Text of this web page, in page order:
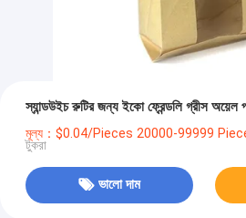
স্যান্ডউইচ রুটির জন্য ইকো ফ্রেন্ডলি গ্রীস অয়েল
মূল্য：$0.04/Pieces 20000-99999
টুকরা
ভালো দাম